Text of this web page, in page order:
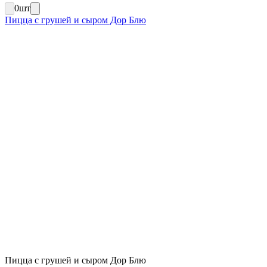
0шт
Пицца с грушей и сыром Дор Блю
Пицца с грушей и сыром Дор Блю